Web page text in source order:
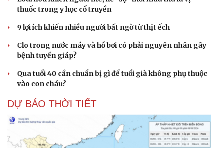
thuốc trong y học cổ truyền
9 lợi ích khiến nhiều người bất ngờ từ thịt ếch
Clo trong nước máy và hồ bơi có phải nguyên nhân gây
bệnh tuyến giáp?
Qua tuổi 40 cần chuẩn bị gì để tuổi già không phụ thuộc
vào con cháu?
DỰ BÁO THỜI TIẾT